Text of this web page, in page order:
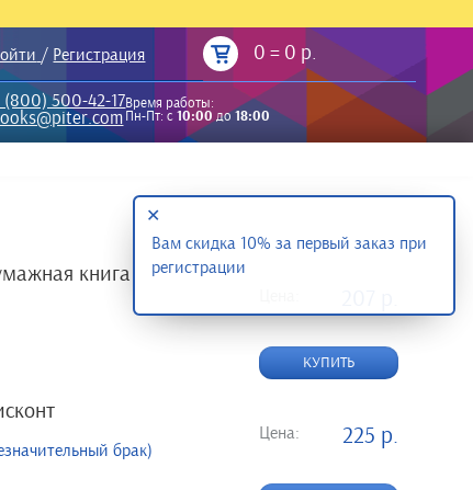
/ Регистрация 0 = 0 р.
(800) 500-42-17Время работы:
Пн-Пт: с10:00до18:00
книга
КУПИТЬ
брак)
Цена: 225 р.
Вам скидка 10% за первый заказ при
регистрации
✕